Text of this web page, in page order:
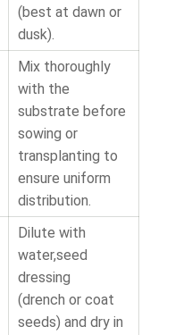
(best at dawn or
dusk).
Mix thoroughly
with the
substrate before
sowing or
transplanting to
ensure uniform
distribution.
Dilute with
water,seed
dressing
(drench or coat
seeds) and dry in